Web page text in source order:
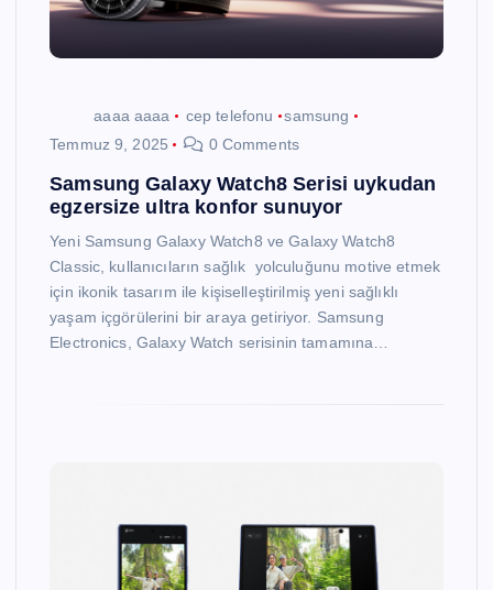
aaaa aaaa cep telefonu
samsung
Temmuz 9, 2025
0 Comments
Samsung Galaxy Watch8 Serisi uykudan
egzersize ultra konfor sunuyor
Yeni Samsung Galaxy Watch8 ve Galaxy Watch8
Classic, kullanıcıların sağlık yolculuğunu motive etmek
için ikonik tasarım ile kişiselleştirilmiş yeni sağlıklı
yaşam içgörülerini bir araya getiriyor. Samsung
Electronics, Galaxy Watch serisinin tamamına…